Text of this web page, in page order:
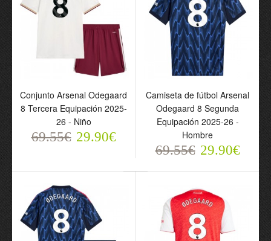
Conjunto Arsenal
Equipación 2025-26 -
69.55€ 29.90€
Camiseta de fútbol
Arsenal Odegaard 8
Segunda Equipación
69.55€ 29.90€
Conjunto Arsenal Odegaard
8 Tercera Equipación 2025-
26 - Niño
69.55€ 29.90€
Camiseta de fútbol Arsenal
Odegaard 8 Segunda
Equipación 2025-26 -
Hombre
69.55€ 29.90€